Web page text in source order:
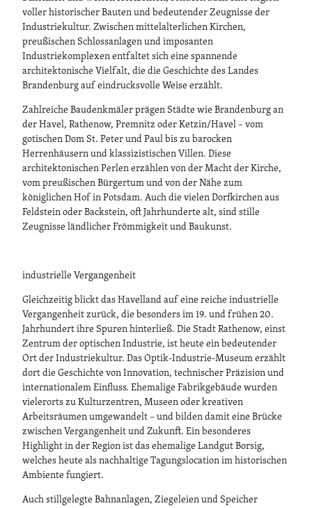
voller historischer Bauten und bedeutender Zeugnisse der
Industriekultur. Zwischen mittelalterlichen Kirchen,
preußischen Schlossanlagen und imposanten
Industriekomplexen entfaltet sich eine spannende
architektonische Vielfalt, die die Geschichte des Landes
Brandenburg auf eindrucksvolle Weise erzählt.
Zahlreiche Baudenkmäler prägen Städte wie Brandenburg an
der Havel, Rathenow, Premnitz oder Ketzin/Havel – vom
gotischen Dom St. Peter und Paul bis zu barocken
Herrenhäusern und klassizistischen Villen. Diese
architektonischen Perlen erzählen von der Macht der Kirche,
vom preußischen Bürgertum und von der Nähe zum
königlichen Hof in Potsdam. Auch die vielen Dorfkirchen aus
Feldstein oder Backstein, oft Jahrhunderte alt, sind stille
Zeugnisse ländlicher Frömmigkeit und Baukunst.
industrielle Vergangenheit
Gleichzeitig blickt das Havelland auf eine reiche industrielle
Vergangenheit zurück, die besonders im 19. und frühen 20.
Jahrhundert ihre Spuren hinterließ. Die Stadt Rathenow, einst
Zentrum der optischen Industrie, ist heute ein bedeutender
Ort der Industriekultur. Das Optik-Industrie-Museum erzählt
dort die Geschichte von Innovation, technischer Präzision und
internationalem Einfluss. Ehemalige Fabrikgebäude wurden
vielerorts zu Kulturzentren, Museen oder kreativen
Arbeitsräumen umgewandelt – und bilden damit eine Brücke
zwischen Vergangenheit und Zukunft. Ein besonderes
Highlight in der Region ist das ehemalige Landgut Borsig,
welches heute als nachhaltige Tagungslocation im historischen
Ambiente fungiert.
Auch stillgelegte Bahnanlagen, Ziegeleien und Speicher